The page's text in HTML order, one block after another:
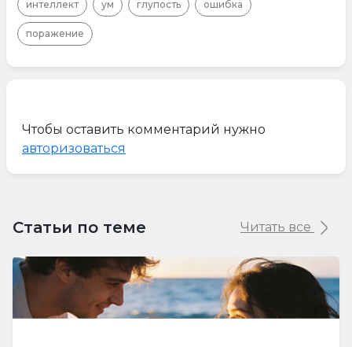
интеллект ум глупость ошибка
поражение
Чтобы оставить комментарий нужно
авторизоваться
Статьи по теме Читать все